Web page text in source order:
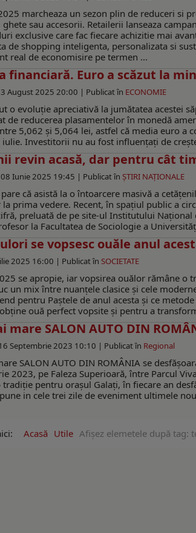
marcheaza un sezon plin de reduceri si
ghete sau accesorii. Retailerii lanseaza
exclusive care fac fiecare achizitie mai
de shopping inteligenta, personalizata si
real de economisire pe termen ...
financiară. Euro a scăzut la
August 2025 20:00 | Publicat în ECONOMIE
o evoluție apreciativă la jumătatea acestei
de reducerea plasamentelor în monedă
5,062 și 5,064 lei, astfel că media euro a
Investitorii nu au fost influențați de
revin acasă, dar pentru cât
Iunie 2025 19:45 | Publicat în ŞTIRI NAŢIONALE
că asistă la o întoarcere masivă a
la prima vedere. Recent, în spațiul public a
preluată de pe site-ul Institutului
la Facultatea de Sociologie a
se vopsesc ouăle anul
2025 16:00 | Publicat în SOCIETATE
se apropie, iar vopsirea ouălor rămâne o
un mix între nuanțele clasice și cele
pentru Paștele de anul acesta și ce
ouă perfect vopsite și pentru a
mare SALON AUTO DIN
Septembrie 2023 10:10 | Publicat în Regional
SALON AUTO DIN ROMÂNIA se
2023, pe Faleza Superioară, între Parcul
tradiție pentru orașul Galați, în fiecare an
in cele trei zile de eveniment ultimele
Acasă Utile Afişez elemetele după tag: